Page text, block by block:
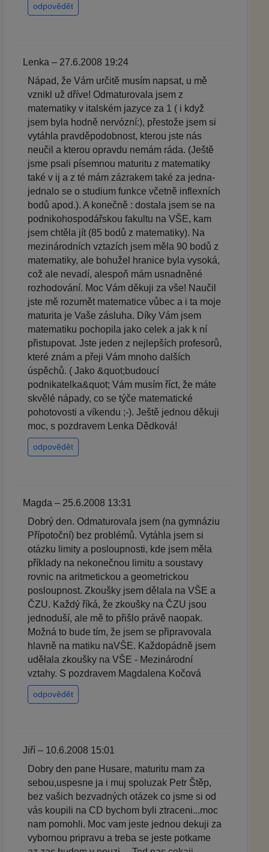
odpovědět
Lenka – 27.6.2008 19:24
Nápad, že Vám určitě musím napsat, u mě
vznikl už dříve! Odmaturovala jsem z
matematiky v italském jazyce za 1 ( i když
jsem byla hodně nervózní:), přestože jsem si
vytáhla pravděpodobnost, kterou jste nás
neučil a kterou opravdu nemám ráda. (Ještě
jsme psali písemnou maturitu z matematiky
také v ij a z té mám zázrakem také za jedna-
jednalo se o studium funkce včetně inflexních
bodů apod.). A konečně : dostala jsem se na
podnikohospodářskou fakultu na VŠE, kam
jsem chtěla jít (85 bodů z matematiky). Na
mezinárodních vztazích jsem měla 90 bodů z
matematiky, ale bohužel hranice byla vysoká,
což ale nevadí, alespoň mám usnadněné
rozhodování. Moc Vám děkuji za vše! Naučil
jste mě rozumět matematice vůbec a i ta moje
maturita je Vaše zásluha. Díky Vám jsem
matematiku pochopila jako celek a jak k ní
přistupovat. Jste jeden z nejlepších profesorů,
které znám a přeji Vám mnoho dalších
úspěchů. ( Jako &quot;budoucí
podnikatelka&quot; Vám musím říct, že máte
skvělé nápady, co se týče matematické
pohotovosti a víkendu ;-). Ještě jednou děkuji
moc, s pozdravem Lenka Dědková!
odpovědět
Magda – 25.6.2008 13:31
Dobrý den. Odmaturovala jsem (na gymnáziu
Přípotoční) bez problémů. Vytáhla jsem si
otázku limity a posloupnosti, kde jsem měla
příklady na nekonečnou limitu a soustavy
rovnic na aritmetickou a geometrickou
posloupnost. Zkoušky jsem dělala na VŠE a
ČZU. Každý říká, že zkoušky na ČZU jsou
jednoduší, ale mě to přišlo právě naopak.
Možná to bude tím, že jsem se připravovala
hlavně na matiku naVŠE. Každopádně jsem
udělala zkoušky na VŠE - Mezinárodní
vztahy. S pozdravem Magdalena Kočová
odpovědět
Jiří – 10.6.2008 15:01
Dobry den pane Husare, maturitu mam za
sebou,uspesne ja i muj spoluzak Petr Štěp,
bez vašich bezvadných otázek co jsme si od
vás koupili na CD bychom byli ztraceni...moc
nam pomohli. Moc vam jeste jednou dekuji za
vybornou pripravu a treba se jeste potkame